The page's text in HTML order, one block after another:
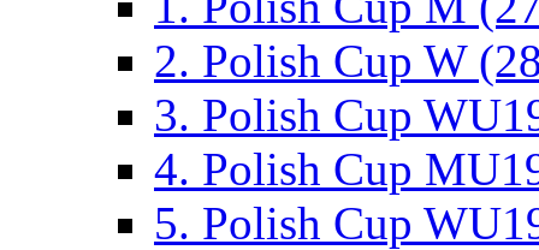
2. Polish Cup W
3. Polish Cup
4. Polish Cup
5. Polish Cup